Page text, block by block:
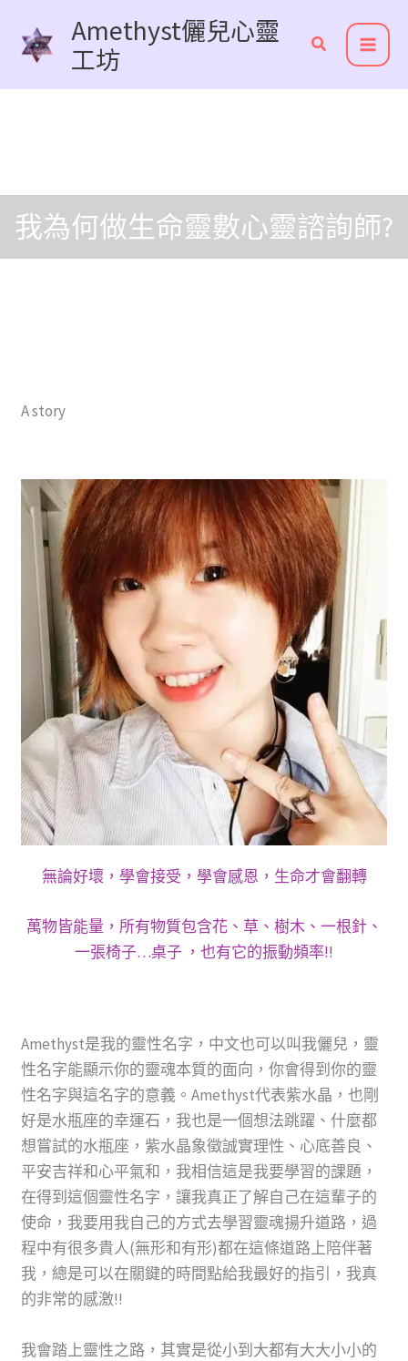
要
Amethyst儷兒心靈
工坊
我為何做生命靈數心靈諮詢師?
A story
​無論好壞，學會接受，學會感恩，生命才會翻轉
萬物皆能量，所有物質包含花、草、樹木、一根針、
一張椅子…桌子 ，也有它的振動頻率!!
Amethyst是我的靈性名字，中文也可以叫我儷兒，靈
性名字能顯示你的靈魂本質的面向，你會得到你的靈
性名字與這名字的意義。Amethyst代表紫水晶，也剛
好是水瓶座的幸運石，我也是一個想法跳躍、什麼都
想嘗試的水瓶座，紫水晶象徵誠實理性、心底善良、
平安吉祥和心平氣和，我相信這是我要學習的課題，
在得到這個靈性名字，讓我真正了解自己在這輩子的
使命，我要用我自己的方式去學習靈魂揚升道路，過
程中有很多貴人(無形和有形)都在這條道路上陪伴著
我，總是可以在關鍵的時間點給我最好的指引，我真
的非常的感激!!
我會踏上靈性之路，其實是從小到大都有大大小小的